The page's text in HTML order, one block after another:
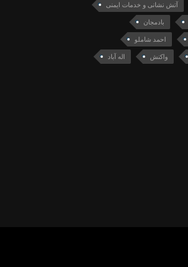
آتش نشانی و خدمات ایمنی
بادمجان
احمد شاملو
واکنش اله آباد